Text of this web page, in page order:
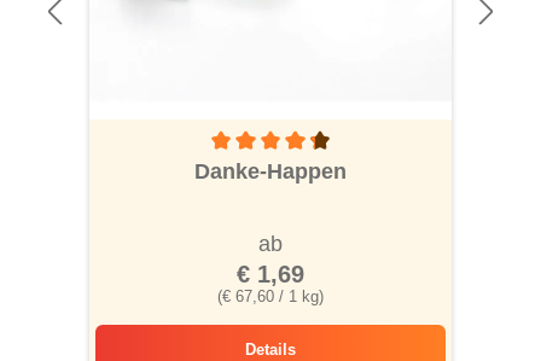
Durchschnittliche Bewertung von 4.1 von 5
Danke-Happen
(€ 67,60 / 1 kg)
ab
€ 1,69
Details